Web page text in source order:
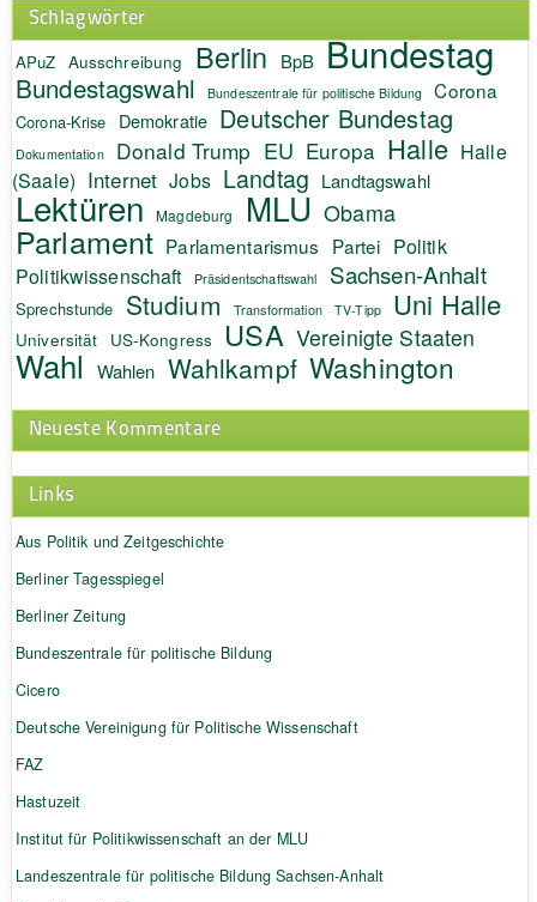
Schlagwörter
APuZ Ausschreibung Berlin BpB Bundestag
Bundestagswahl Bundeszentrale für politische Bildung Corona
Corona-Krise Demokratie Deutscher Bundestag
Dokumentation Donald Trump EU Europa Halle Halle
(Saale) Internet Jobs Landtag Landtagswahl
Lektüren Magdeburg MLU Obama
Parlament Parlamentarismus Partei Politik
Politikwissenschaft Präsidentschaftswahl Sachsen-Anhalt
Sprechstunde Studium Transformation TV-Tipp Uni Halle
Universität US-Kongress USA Vereinigte Staaten
Wahl Wahlen Wahlkampf Washington
Neueste Kommentare
Links
Aus Politik und Zeitgeschichte
Berliner Tagesspiegel
Berliner Zeitung
Bundeszentrale für politische Bildung
Cicero
Deutsche Vereinigung für Politische Wissenschaft
FAZ
Hastuzeit
Institut für Politikwissenschaft an der MLU
Landeszentrale für politische Bildung Sachsen-Anhalt